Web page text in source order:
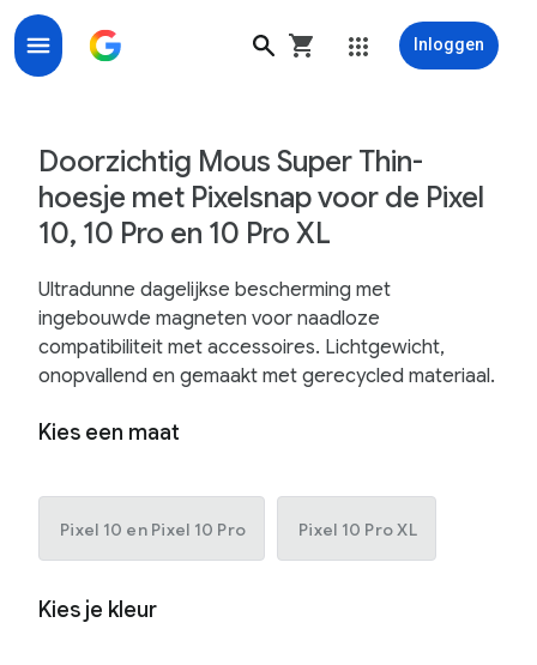
Inloggen
Doorzichtig Mous Super Thin-
hoesje met Pixelsnap voor de Pixel
10, 10 Pro en 10 Pro XL
Ultradunne dagelijkse bescherming met
ingebouwde magneten voor naadloze
compatibiliteit met accessoires. Lichtgewicht,
onopvallend en gemaakt met gerecycled materiaal.
Kies een maat
Pixel 10 en Pixel 10 Pro Pixel 10 Pro XL
Kies je kleur